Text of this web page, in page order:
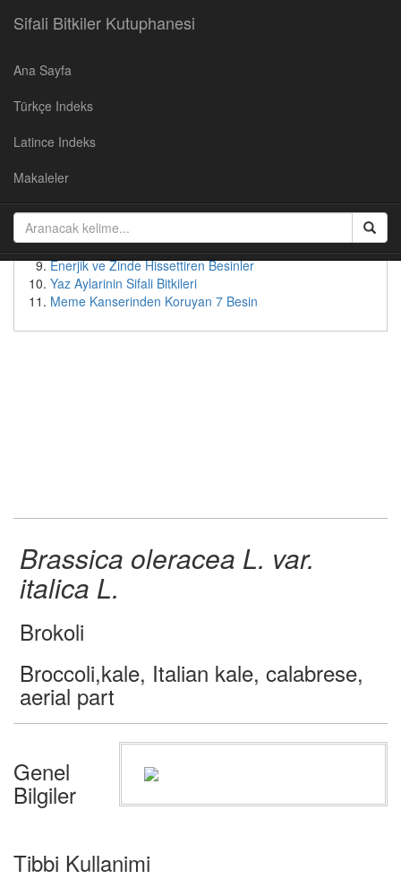
Sifali Bitkiler Kutuphanesi
Ana Sayfa
Türkçe Indeks
Latince Indeks
Makaleler
Cevizin Faydalari
Yaban Mersininin Faydaları
Patates suyunun faydaları
Bebeksi Bir Yüz İçin Doğal Çözümler
Tok Tutan Besinler
Enerjik ve Zinde Hissettiren Besinler
Yaz Aylarinin Sifali Bitkileri
Meme Kanserinden Koruyan 7 Besin
Brassica oleracea L. var.
italica L.
Brokoli
Broccoli,kale, Italian kale, calabrese,
aerial part
Genel
Bilgiler
Tibbi Kullanimi